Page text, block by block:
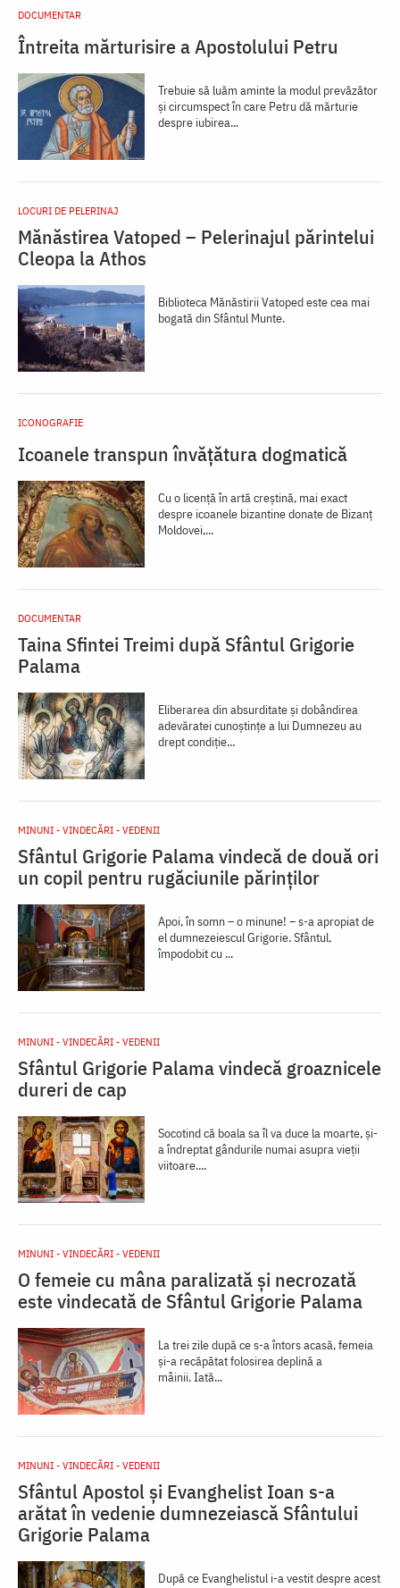
DOCUMENTAR
Întreita mărturisire a Apostolului Petru
Trebuie să luăm aminte la modul prevăzător
şi circumspect în care Petru dă mărturie
despre iubirea...
LOCURI DE PELERINAJ
Mănăstirea Vatoped – Pelerinajul părintelui
Cleopa la Athos
Biblioteca Mănăstirii Vatoped este cea mai
boga­tă din Sfântul Munte.
ICONOGRAFIE
Icoanele transpun învățătura dogmatică
Cu o licență în artă creștină, mai exact
despre icoanele bizantine donate de Bizanț
Moldovei,...
DOCUMENTAR
Taina Sfintei Treimi după Sfântul Grigorie
Palama
Eliberarea din absurditate şi dobândirea
adevăratei cunoştinţe a lui Dumnezeu au
drept condiţie...
MINUNI - VINDECĂRI - VEDENII
Sfântul Grigorie Palama vindecă de două ori
un copil pentru rugăciunile părinților
Apoi, în somn – o minune! – s-a apropiat de
el dumnezeiescul Grigorie. Sfântul,
împodobit cu ...
MINUNI - VINDECĂRI - VEDENII
Sfântul Grigorie Palama vindecă groaznicele
dureri de cap
Socotind că boala sa îl va duce la moarte, și-
a îndreptat gândurile numai asupra vieții
viitoare....
MINUNI - VINDECĂRI - VEDENII
O femeie cu mâna paralizată și necrozată
este vindecată de Sfântul Grigorie Palama
La trei zile după ce s-a întors acasă, femeia
și-a recăpătat folosirea deplină a
mâinii. Iată...
MINUNI - VINDECĂRI - VEDENII
Sfântul Apostol și Evanghelist Ioan s-a
arătat în vedenie dumnezeiască Sfântului
Grigorie Palama
După ce Evanghelistul i-a vestit despre acest